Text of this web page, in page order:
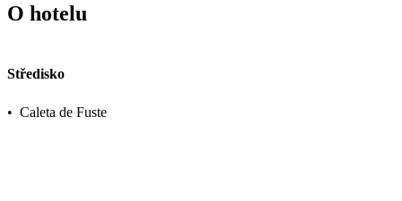
O hotelu
Středisko
• Caleta de Fuste